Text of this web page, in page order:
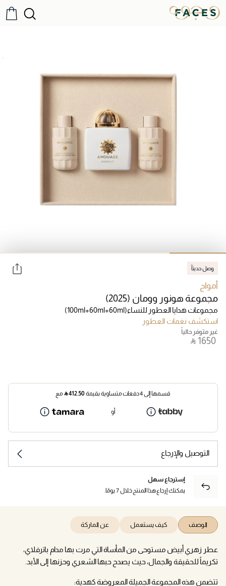
وصل حديثاً
أمواج
مجموعة هونور وومان (2025)
مجموعات هدايا العطور للنساء(100ml+60ml+60ml)
استكشف نغمات العطور
غير متوفر حالياً
‎ ⃁ ⁦1650⁩ ‎
قسمها إلى 4 دفعات متساوية بقيمة 412.50
⃁ مع
أو
التوصيل والإرجاع
إسترجاع سهل
يمكنك إرجاع هذا المنتج خلال 7 يومًا.
الوصف كيف يستعمل عن الماركة
عطر زهري أبيض مستوحى من المأساة التي مرت بها مدام باترفلاي،
تكريماً للحقيقة والجمال، حيث يصدح حبها الشعري وحزنها إلى الأبد.
تتضمن هذه المجموعة الجميلة المعروضة كهدية: